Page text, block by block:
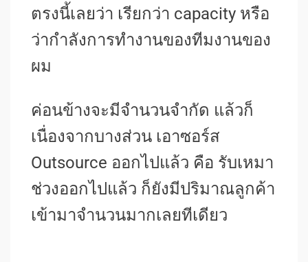
ตรงนี้เลยว่า เรียกว่า capacity หรือ
ว่ากำลังการทำงานของทีมงานของ
ผม
ค่อนข้างจะมีจำนวนจำกัด แล้วก็
เนื่องจากบางส่วน เอาซอร์ส
Outsource ออกไปแล้ว คือ รับเหมา
ช่วงออกไปแล้ว ก็ยังมีปริมาณลูกค้า
เข้ามาจำนวนมากเลยทีเดียว